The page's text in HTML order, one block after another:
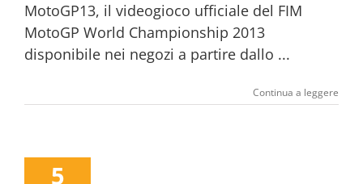
MotoGP13, il videogioco ufficiale del FIM
MotoGP World Championship 2013
disponibile nei negozi a partire dallo ...
Continua a leggere
5